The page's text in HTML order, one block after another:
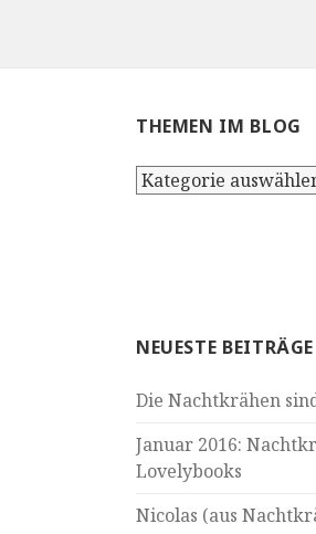
THEMEN IM BLOG
Themen
NEUESTE BEITRÄGE
Die Nachtkrähen
Januar 2016:
Lovelybooks
Nicolas (aus